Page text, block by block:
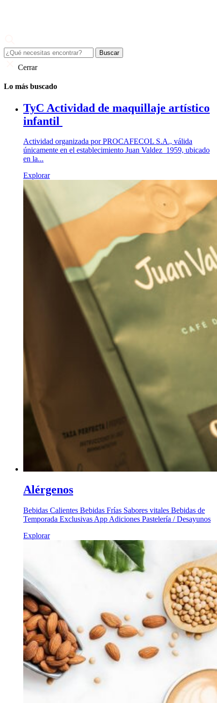
Cerrar
Lo más buscado
TyC Actividad de maquillaje artístico
infantil
Actividad organizada por PROCAFECOL S.A., válida
únicamente en el establecimiento Juan Valdez 1959, ubicado
en la...
Explorar
Alérgenos
Bebidas Calientes Bebidas Frías Sabores vitales Bebidas de
Temporada Exclusivas App Adiciones Pastelería / Desayunos
Explorar